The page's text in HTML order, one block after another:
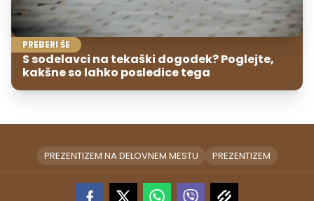
PREBERI ŠE
S sodelavci na tekaški dogodek? Poglejte,
kakšne so lahko posledice tega
PREZENTIZEM NA DELOVNEM MESTU PREZENTIZEM